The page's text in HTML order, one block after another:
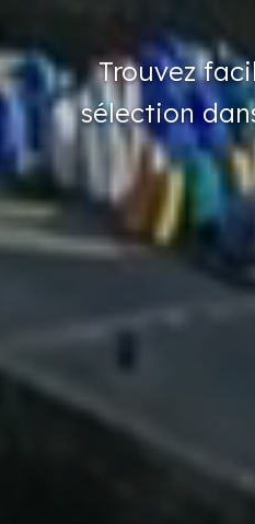
Trouvez
sélection